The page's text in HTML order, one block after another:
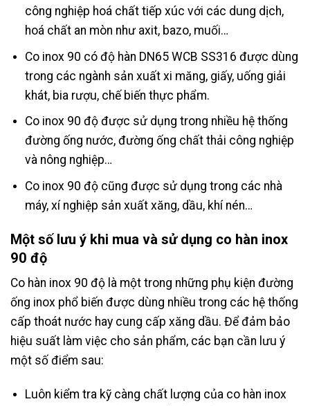
công nghiệp hoá chất tiếp xúc với các dung dịch,
hoá chất an mòn như axit, bazo, muối…
Co inox 90 có độ hàn DN65 WCB SS316 được dùng
trong các ngành sản xuất xi măng, giấy, uống giải
khát, bia rượu, chế biến thực phẩm.
Co inox 90 độ được sử dụng trong nhiều hệ thống
đường ống nước, đường ống chất thải công nghiệp
và nông nghiệp…
Co inox 90 độ cũng được sử dụng trong các nhà
máy, xí nghiệp sản xuất xăng, dầu, khí nén…
Một số lưu ý khi mua và sử dụng co hàn inox
90 độ
Co hàn inox 90 độ là một trong những phụ kiện đường
ống inox phổ biến được dùng nhiều trong các hệ thống
cấp thoát nước hay cung cấp xăng dầu. Để đảm bảo
hiệu suất làm việc cho sản phẩm, các bạn cần lưu ý
một số điểm sau:
Luôn kiểm tra kỹ càng chất lượng của co hàn inox